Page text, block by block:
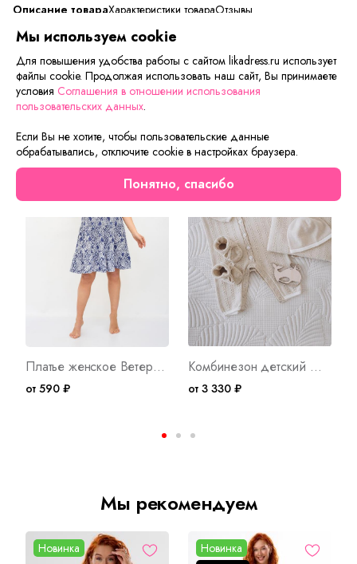
Описание товараХарактеристики товараОтзывы
: Трикотажное полотно
Сейчас на сайте смотрят
Осталось мало
Платье женское Ветерок А Арт. 9024
от 590 ₽
Комбинезон детский №16 Б Арт. 8055
от 3 330 ₽
Мы рекомендуем
Новинка
Новинка
Мы используем cookie
Для повышения удобства работы с сайтом likadress.ru использует
файлы cookie. Продолжая использовать наш сайт, Вы принимаете
условия Соглашения в отношении использования
пользовательских данных.
Если Вы не хотите, чтобы пользовательские данные
обрабатывались, отключите cookie в настройках браузера.
Понятно, спасибо